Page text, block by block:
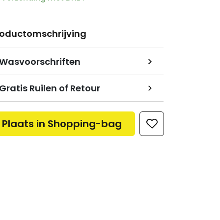
Gratis Ruilen of Retour
Plaats in Shopping-bag